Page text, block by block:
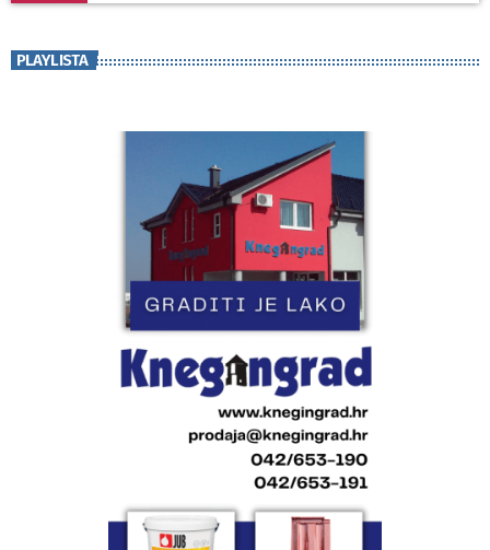
PLAYLISTA